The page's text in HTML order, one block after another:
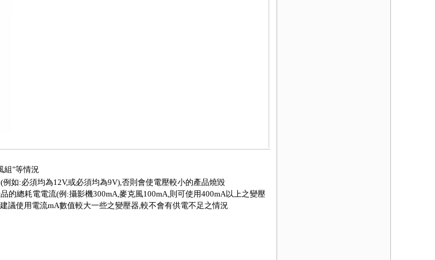
組"等情況
如:必須均為12V,或必須均為9V),否則會使電壓較小的產品燒毀
的總耗電電流(例:攝影機300mA,麥克風100mA,則可使用400mA以上之變壓
議使用電流mA數值較大一些之變壓器,較不會有供電不足之情況